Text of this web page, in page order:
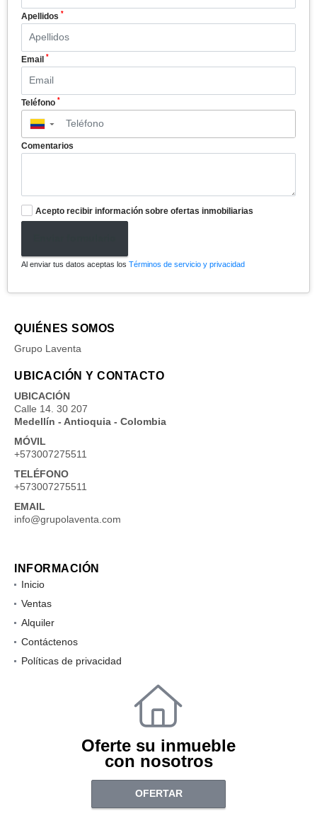
Apellidos *
Email *
Teléfono *
▼
Comentarios
Acepto recibir información sobre ofertas inmobiliarias
Al enviar tus datos aceptas los Términos de servicio y privacidad
QUIÉNES SOMOS
Grupo Laventa
UBICACIÓN Y CONTACTO
UBICACIÓN
Calle 14. 30 207
Medellín - Antioquia - Colombia
MÓVIL
+573007275511
TELÉFONO
+573007275511
EMAIL
info@grupolaventa.com
INFORMACIÓN
Inicio
Ventas
Alquiler
Contáctenos
Políticas de privacidad
Oferte su inmueble
con nosotros
OFERTAR